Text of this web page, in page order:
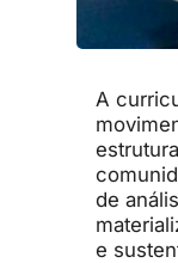
A
de
e